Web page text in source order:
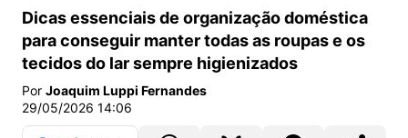
Dicas essenciais de organização doméstica
para conseguir manter todas as roupas e os
tecidos do lar sempre higienizados
Por Joaquim Luppi Fernandes
29/05/2026 14:06